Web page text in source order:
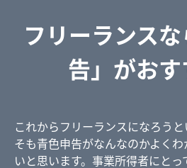
フリーランス
告」がおす
これからフリーランスになろう
そも青色申告がなんなのかよく
いと思います。事業所得者にと